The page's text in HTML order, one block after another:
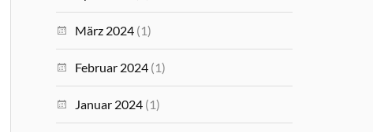
März 2024 (1)
Februar 2024 (1)
Januar 2024 (1)